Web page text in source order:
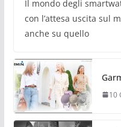
Il mondo degli
con l’attesa uscita sul
anche su quello
10